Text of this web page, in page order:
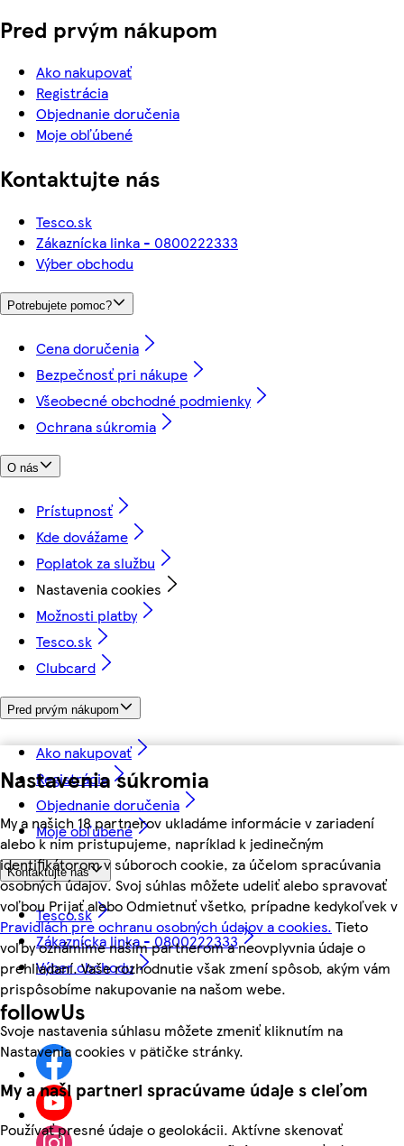
Nastavenia súkromia
My a našich 18 partnerov ukladáme informácie v zariadení
alebo k nim pristupujeme, napríklad k jedinečným
identifikátorom v súboroch cookie, za účelom spracúvania
osobných údajov. Svoj súhlas môžete udeliť alebo spravovať
voľbou Prijať alebo Odmietnuť všetko, prípadne kedykoľvek v
Pravidlách pre ochranu osobných údajov a cookies. Tieto
voľby oznámime našim partnerom a neovplyvnia údaje o
prehliadaní. Vaše rozhodnutie však zmení spôsob, akým vám
prispôsobíme nakupovanie na našom webe.
Svoje nastavenia súhlasu môžete zmeniť kliknutím na
Nastavenia cookies v pätičke stránky.
My a naši partneri spracúvame údaje s cieľom
Používať presné údaje o geolokácii. Aktívne skenovať
Pred prvým nákupom
Ako nakupovať
Registrácia
Objednanie doručenia
Moje obľúbené
Kontaktujte nás
Tesco.sk
Zákaznícka linka - 0800222333
Výber obchodu
Potrebujete pomoc?
Cena doručenia
Bezpečnosť pri nákupe
Všeobecné obchodné podmienky
Ochrana súkromia
O nás
Prístupnosť
Kde dovážame
Poplatok za službu
Nastavenia cookies
Možnosti platby
Tesco.sk
Clubcard
Pred prvým nákupom
Ako nakupovať
Registrácia
Objednanie doručenia
Moje obľúbené
Kontaktujte nás
Tesco.sk
Zákaznícka linka - 0800222333
Výber obchodu
followUs